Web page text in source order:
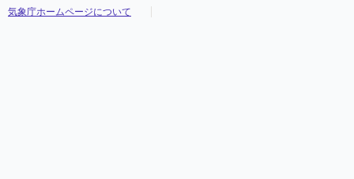
気象庁ホームページについて